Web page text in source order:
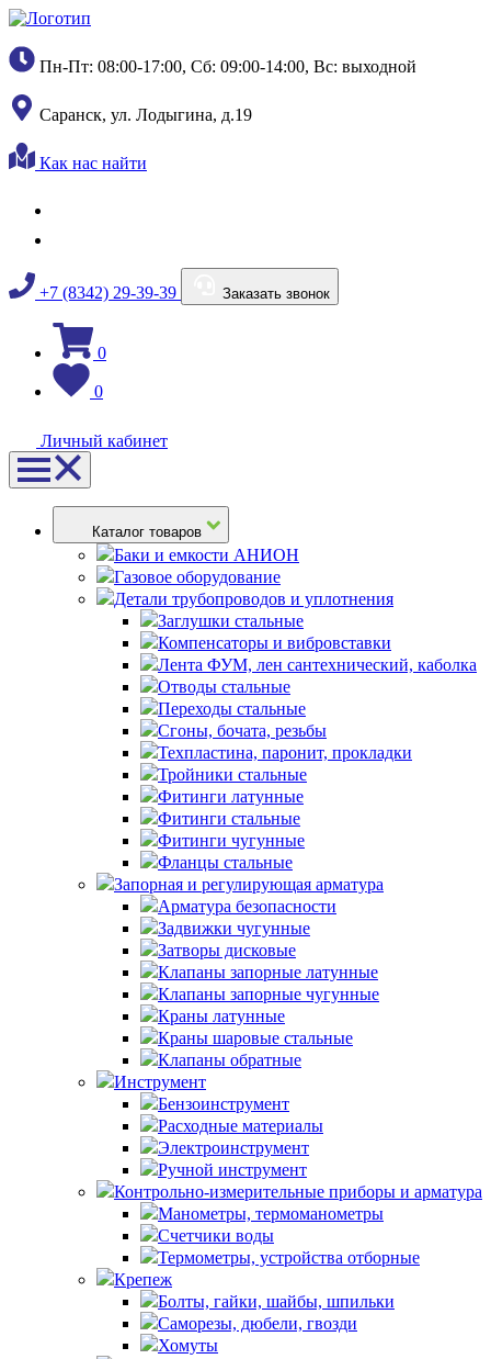
Пн-Пт: 08:00-17:00, Сб: 09:00-14:00, Вс: выходной
Саранск, ул. Лодыгина, д.19
Как нас найти
+7 (8342) 29-39-39 Заказать звонок
0
0
Личный кабинет
Каталог товаров
Баки и емкости АНИОН
Газовое оборудование
Детали трубопроводов и уплотнения
Заглушки стальные
Компенсаторы и вибровставки
Лента ФУМ, лен сантехнический, каболка
Отводы стальные
Переходы стальные
Сгоны, бочата, резьбы
Техпластина, паронит, прокладки
Тройники стальные
Фитинги латунные
Фитинги стальные
Фитинги чугунные
Фланцы стальные
Запорная и регулирующая арматура
Арматура безопасности
Задвижки чугунные
Затворы дисковые
Клапаны запорные латунные
Клапаны запорные чугунные
Краны латунные
Краны шаровые стальные
Клапаны обратные
Инструмент
Бензоинструмент
Расходные материалы
Электроинструмент
Ручной инструмент
Контрольно-измерительные приборы и арматура
Манометры, термоманометры
Счетчики воды
Термометры, устройства отборные
Крепеж
Болты, гайки, шайбы, шпильки
Саморезы, дюбели, гвозди
Хомуты